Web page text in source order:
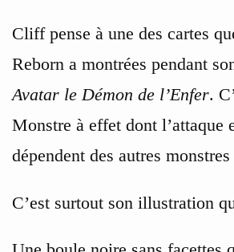
Cliff pense à une des cartes
Reborn a montrées pendant
Avatar le Démon de l’Enfer.
Monstre à effet dont l’attaque
dépendent des autres
C’est surtout son illustration